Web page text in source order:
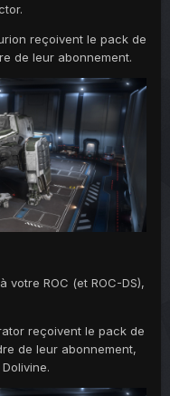
reçoivent le pack de
de leur abonnement.
ROC (et ROC-DS),
reçoivent le pack de
de leur abonnement,